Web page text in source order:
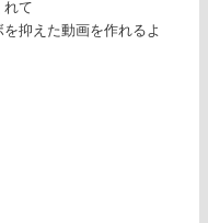
て
抑えた動画を作れるよ